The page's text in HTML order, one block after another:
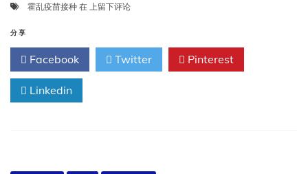
霍乱疫苗接种 在 全
乱
苗
上留下评论
分享
Facebook Twitter Pinterest
Linkedin